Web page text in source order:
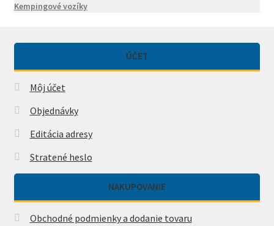
Kempingové vozíky
ÚČET
Môj účet
Objednávky
Editácia adresy
Stratené heslo
NAKUPOVANIE
Obchodné podmienky a dodanie tovaru